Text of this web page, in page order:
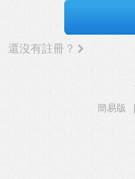
還沒有註冊？
簡易版